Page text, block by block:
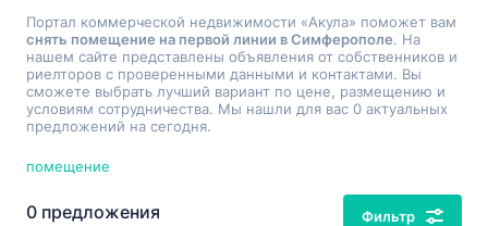
Портал коммерческой недвижимости «Акула» поможет вам
снять помещение на первой линии в Симферополе. На
нашем сайте представлены объявления от собственников и
риелторов с проверенными данными и контактами. Вы
сможете выбрать лучший вариант по цене, размещению и
условиям сотрудничества. Мы нашли для вас 0 актуальных
предложений на сегодня.
помещение
0 предложения Фильтр